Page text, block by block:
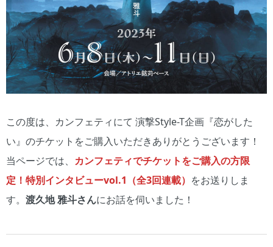
この度は、カンフェティにて 演撃Style-T企画『恋がした
い』のチケットをご購入いただきありがとうございます！
当ページでは、 カンフェティでチケットをご購入の方限
定！特別インタビューvol.1（全3回連載） をお送りしま
す。 渡久地 雅斗さんにお話を伺いました！